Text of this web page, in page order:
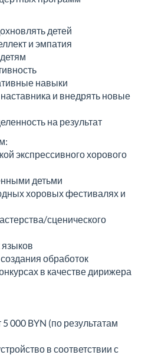
детей
и эмпатия
навыки
наставника и внедрять новые
на результат
экспрессивного хорового
детьми
хоровых фестивалях и
сценического
обработок
в качестве дирижера
000 BYN (по результатам
в соответствии с